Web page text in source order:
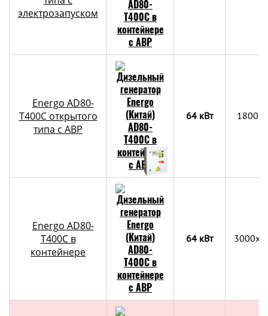
электрозапуском
Energo AD80-
T400C открытого
типа с АВР
64 кВт
Energo AD80-
T400C в
контейнере
64 кВт